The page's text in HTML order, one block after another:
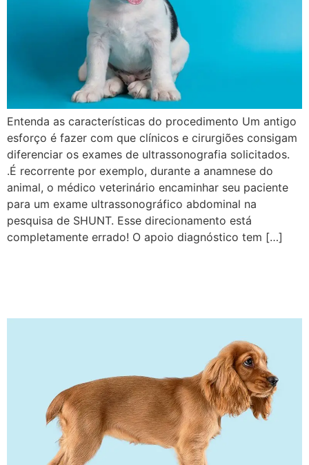
Entenda as características do procedimento Um antigo
esforço é fazer com que clínicos e cirurgiões consigam
diferenciar os exames de ultrassonografia solicitados.
.É recorrente por exemplo, durante a anamnese do
animal, o médico veterinário encaminhar seu paciente
para um exame ultrassonográfico abdominal na
pesquisa de SHUNT. Esse direcionamento está
completamente errado! O apoio diagnóstico tem […]